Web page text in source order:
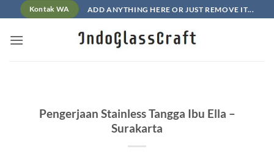
to
content
Kontak WA ADD ANYTHING HERE OR JUST REMOVE IT...
Pengerjaan Stainless Tangga Ibu Ella –
Surakarta